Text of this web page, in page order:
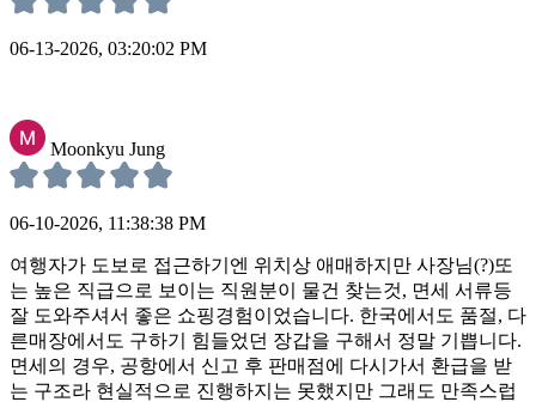
06-13-2026, 03:20:02 PM
Moonkyu Jung
06-10-2026, 11:38:38 PM
여행자가 도보로 접근하기엔 위치상 애매하지만 사장님(?)또
는 높은 직급으로 보이는 직원분이 물건 찾는것, 면세 서류등
잘 도와주셔서 좋은 쇼핑경험이었습니다. 한국에서도 품절, 다
른매장에서도 구하기 힘들었던 장갑을 구해서 정말 기쁩니다.
면세의 경우, 공항에서 신고 후 판매점에 다시가서 환급을 받
는 구조라 현실적으로 진행하지는 못했지만 그래도 만족스럽